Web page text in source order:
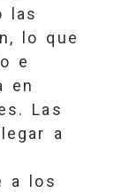
las
lo que
e
en
Las
a
a los